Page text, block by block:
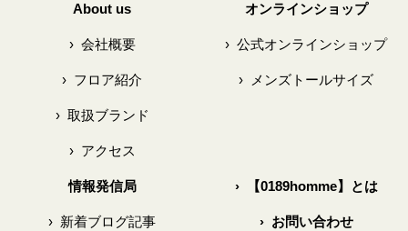
About us
›会社概要
› フロア紹介
›取扱ブランド
›アクセス
オンラインショップ
› 公式オンラインショップ
› メンズトールサイズ
情報発信局
› 新着ブログ記事
›【0189homme】とは
›お問い合わせ